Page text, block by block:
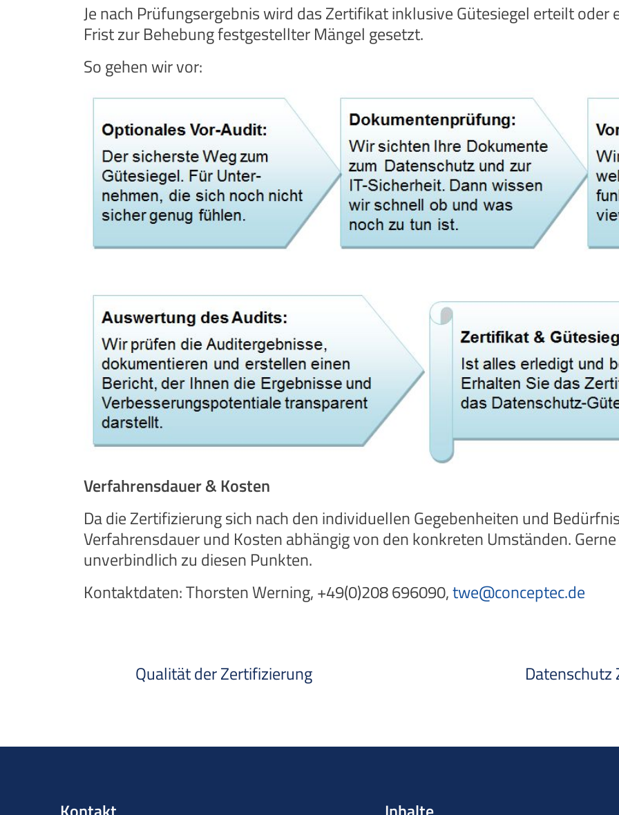
Je nach Prüfungsergebnis wird das Zertifikat inklusive Gütesiegel erteilt oder
Frist zur Behebung festgestellter Mängel gesetzt.
So gehen wir vor:
Verfahrensdauer & Kosten
Da die Zertifizierung sich nach den individuellen Gegebenheiten und
Verfahrensdauer und Kosten abhängig von den konkreten Umständen.
unverbindlich zu diesen Punkten.
Kontaktdaten: Thorsten Werning, +49(0)208 696090,twe@conceptec.de
Qualität der Zertifizierung Datenschutz